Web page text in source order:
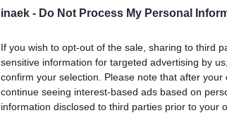
inaek - Do Not Process My Personal
If you wish to opt-out of the sale, sharing to third
sensitive information for targeted advertising by
confirm your selection. Please note that after
continue seeing interest-based ads based on
information disclosed to third parties prior to your
Ο ΠΑΟΚ υποδέχεται τη
αναμέτρηση με στόχο το
playoffs της διοργάνωσης.
την ΕΡΤ2.